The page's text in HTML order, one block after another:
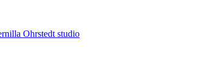
Ohrstedt studio